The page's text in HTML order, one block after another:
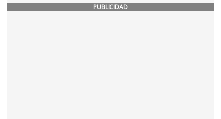
PUBLICIDAD